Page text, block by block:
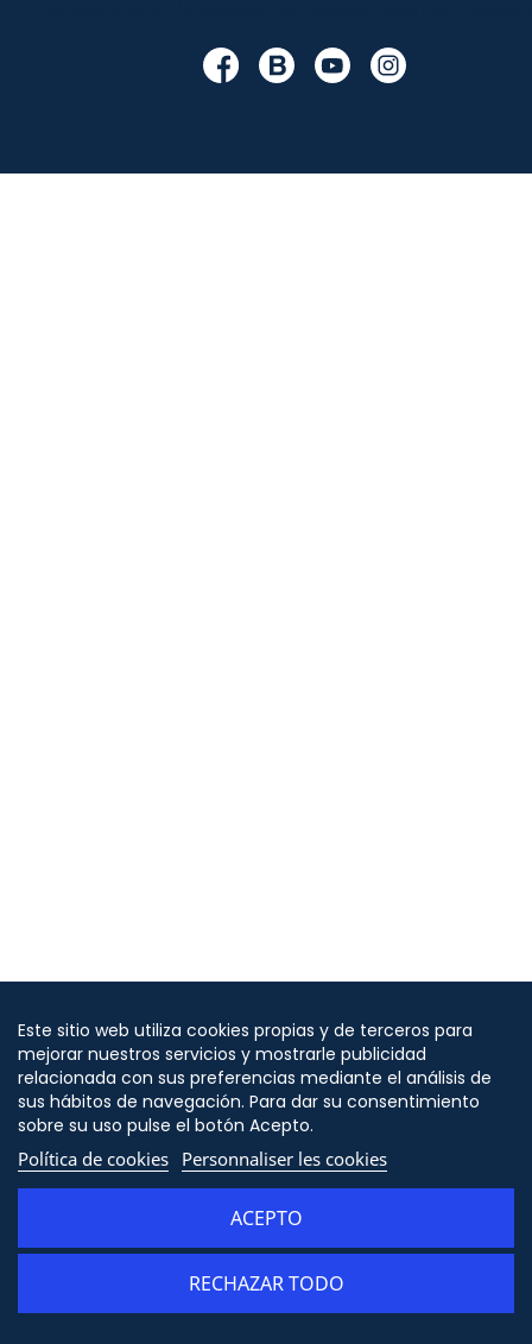
ADD TO CART
Este sitio web utiliza cookies propias y de terceros para
mejorar nuestros servicios y mostrarle publicidad
relacionada con sus preferencias mediante el análisis de
sus hábitos de navegación. Para dar su consentimiento
sobre su uso pulse el botón Acepto.
Política de cookies Personnaliser les cookies
RECHAZAR TODO
ACEPTO